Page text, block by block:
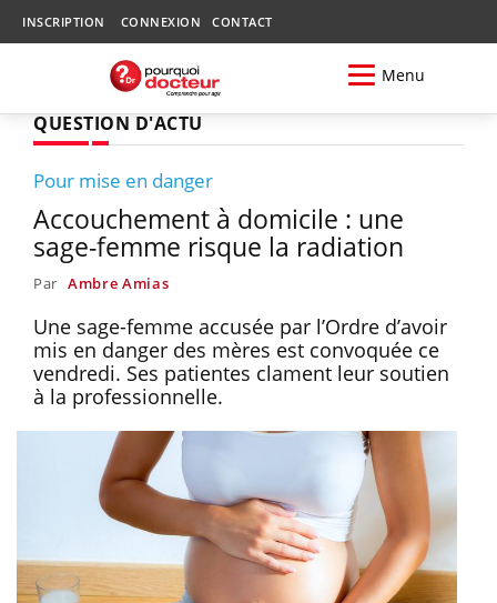
INSCRIPTION CONNEXION CONTACT
Menu
QUESTION D'ACTU
Pour mise en danger
Accouchement à domicile : une
sage-femme risque la radiation
Par Ambre Amias
Une sage-femme accusée par l’Ordre d’avoir
mis en danger des mères est convoquée ce
vendredi. Ses patientes clament leur soutien
à la professionnelle.